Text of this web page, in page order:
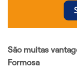
São muitas
Formosa